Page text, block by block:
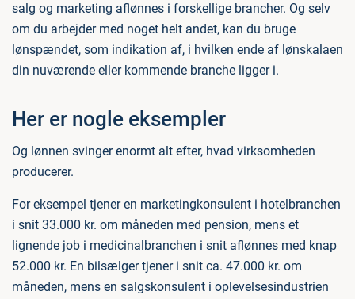
salg og marketing aflønnes i forskellige brancher. Og selv
om du arbejder med noget helt andet, kan du bruge
lønspændet, som indikation af, i hvilken ende af lønskalaen
din nuværende eller kommende branche ligger i.
Her er nogle eksempler
Og lønnen svinger enormt alt efter, hvad virksomheden
producerer.
For eksempel tjener en marketingkonsulent i hotelbranchen
i snit 33.000 kr. om måneden med pension, mens et
lignende job i medicinalbranchen i snit aflønnes med knap
52.000 kr. En bilsælger tjener i snit ca. 47.000 kr. om
måneden, mens en salgskonsulent i oplevelsesindustrien